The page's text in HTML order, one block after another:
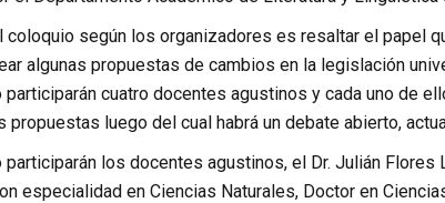
coloquio según los organizadores es resaltar el papel
algunas propuestas de cambios en la legislación
participarán cuatro docentes agustinos y cada uno de
propuestas luego del cual habrá un debate abierto,
participarán los docentes agustinos, el Dr. Julián
especialidad en Ciencias Naturales, Doctor en